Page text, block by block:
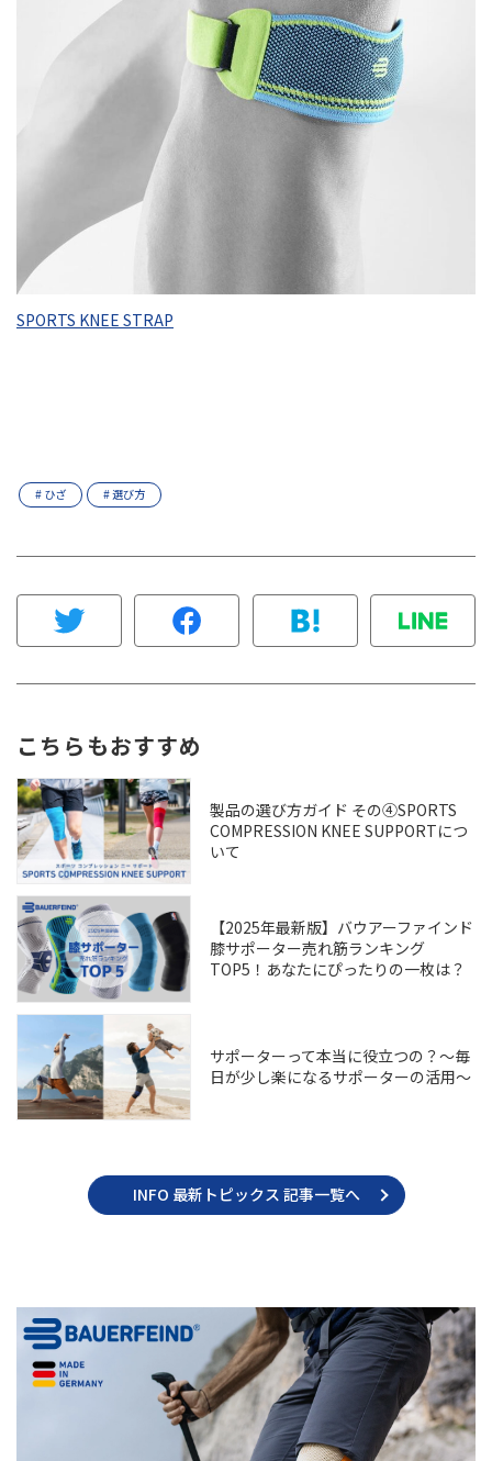
SPORTS KNEE STRAP
# ひざ # 選び方
こちらもおすすめ
製品の選び方ガイド その④SPORTS
COMPRESSION KNEE SUPPORTにつ
いて
【2025年最新版】バウアーファインド
膝サポーター売れ筋ランキング
TOP5！あなたにぴったりの一枚は？
サポーターって本当に役立つの？～毎
日が少し楽になるサポーターの活用～
INFO 最新トピックス 記事一覧へ